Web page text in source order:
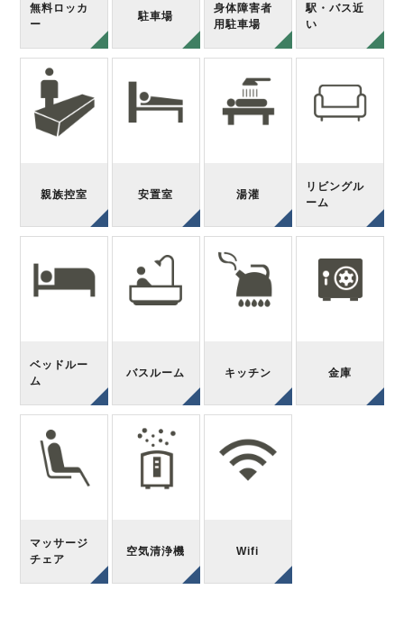
無料ロッカ
ー
駐車場
身体障害者
用駐車場
駅・バス近
い
親族控室 安置室 湯灌
リビングル
ーム
ベッドルー
ム
バスルーム キッチン 金庫
マッサージ
チェア
空気清浄機 Wifi